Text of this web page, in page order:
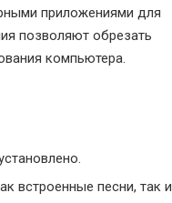
приложениями для
позволяют обрезать
компьютера.
встроенные песни, так и